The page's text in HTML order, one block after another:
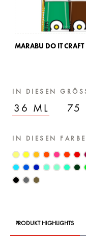
MARABU DO IT
IN DIESEN
36 ML 75
IN DIESEN
PRODUKT HIGHLIGHTS